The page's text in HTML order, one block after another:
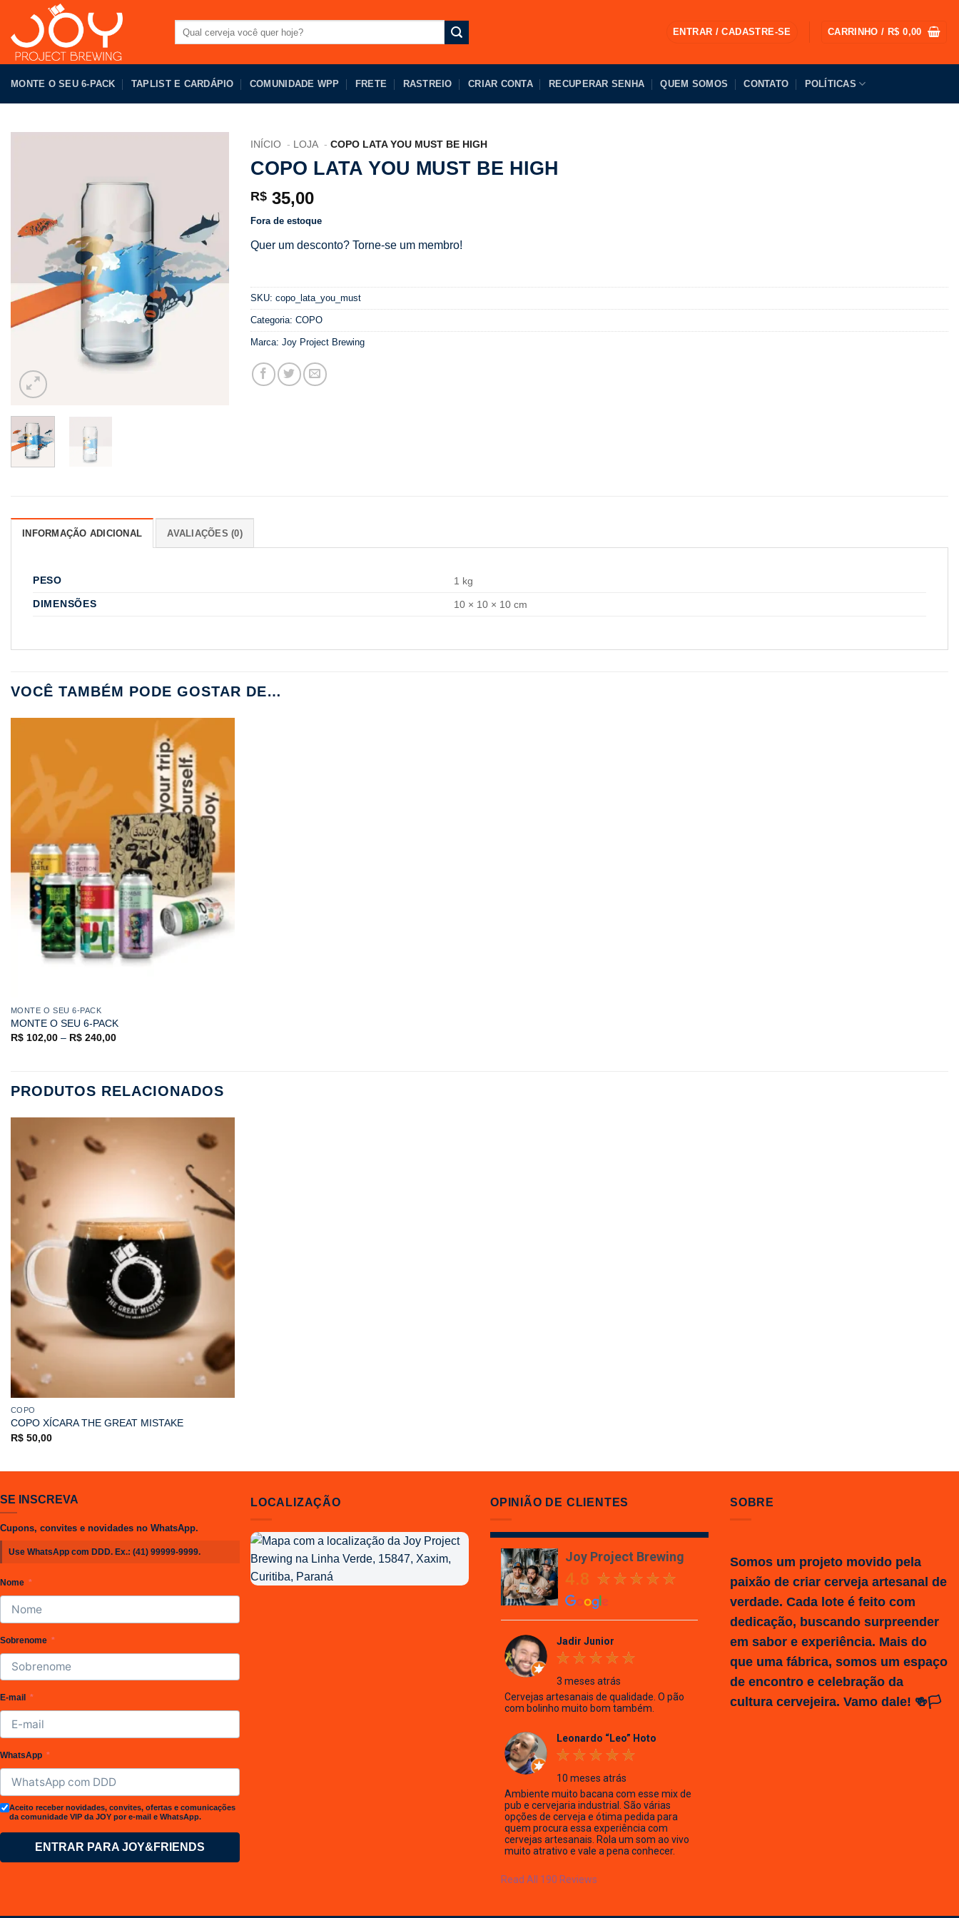
conteúdo
por:
ENTRAR / CADASTRE-SE CARRINHO / R$ 0,00
MONTE O SEU 6-PACK TAPLIST E CARDÁPIO COMUNIDADE WPP FRETE RASTREIO CRIAR CONTA RECUPERAR SENHA QUEM SOMOS CONTATO POLÍTICAS
INÍCIO LOJA COPO LATA YOU MUST BE HIGH
COPO LATA YOU MUST BE HIGH
R$ 35,00
Fora de estoque
Quer um desconto? Torne-se um membro!
SKU: copo_lata_you_must
Categoria: COPO
Marca: Joy Project Brewing
INFORMAÇÃO ADICIONAL AVALIAÇÕES (0)
PESO
1 kg
DIMENSÕES
10 × 10 × 10 cm
VOCÊ TAMBÉM PODE GOSTAR DE…
MONTE O SEU 6-PACK
MONTE O SEU 6-PACK
R$102,00– R$240,00
PRODUTOS RELACIONADOS
COPO
COPO XÍCARA THE GREAT MISTAKE
R$50,00
SE INSCREVA
Cupons, convites e novidades no WhatsApp.
Use WhatsApp com DDD. Ex.: (41) 99999-9999.
Nome
Sobrenome
E-mail
WhatsApp
Aceito receber novidades, convites, ofertas e comunicações
da comunidade VIP da JOY por e-mail e WhatsApp.
ENTRAR PARA JOY&FRIENDS
LOCALIZAÇÃO
Localização
da
Joy
OPINIÃO DE CLIENTES
Joy Project Brewing
4.8
Jadir Junior
3 meses atrás
Cervejas artesanais de qualidade. O pão
com bolinho muito bom também.
Leonardo “Leo” Hoto
10 meses atrás
Ambiente muito bacana com esse mix de
pub e cervejaria industrial. São várias
opções de cerveja e ótima pedida para
quem procura essa experiência com
cervejas artesanais. Rola um som ao vivo
muito atrativo e vale a pena conhecer.
Read All 190 Reviews
SOBRE
Somos um projeto movido pela
paixão de criar cerveja artesanal de
verdade. Cada lote é feito com
dedicação, buscando surpreender
em sabor e experiência. Mais do
que uma fábrica, somos um espaço
de encontro e celebração da
cultura cervejeira. Vamo dale! 🍻🏳️